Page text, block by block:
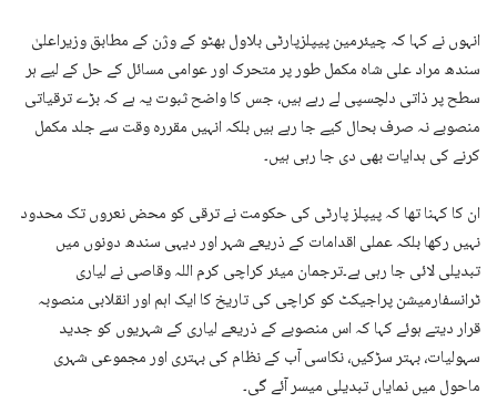
انہوں نے کہا کہ چیئرمین پیپلزپارٹی بلاول بھٹو کے وژن کے مطابق وزیراعلیٰ
سندھ مراد علی شاہ مکمل طور پر متحرک اور عوامی مسائل کے حل کے لیے ہر
سطح پر ذاتی دلچسپی لے رہے ہیں، جس کا واضح ثبوت یہ ہے کہ بڑے ترقیاتی
منصوبے نہ صرف بحال کیے جا رہے ہیں بلکہ انہیں مقررہ وقت سے جلد مکمل
کرنے کی ہدایات بھی دی جا رہی ہیں۔
ان کا کہنا تھا کہ پیپلز پارٹی کی حکومت نے ترقی کو محض نعروں تک محدود
نہیں رکھا بلکہ عملی اقدامات کے ذریعے شہر اور دیہی سندھ دونوں میں
تبدیلی لائی جا رہی ہے۔ترجمان میئر کراچی کرم اللہ وقاصی نے لیاری
ٹرانسفارمیشن پراجیکٹ کو کراچی کی تاریخ کا ایک اہم اور انقلابی منصوبہ
قرار دیتے ہوئے کہا کہ اس منصوبے کے ذریعے لیاری کے شہریوں کو جدید
سہولیات، بہتر سڑکیں، نکاسی آب کے نظام کی بہتری اور مجموعی شہری
ماحول میں نمایاں تبدیلی میسر آئے گی۔